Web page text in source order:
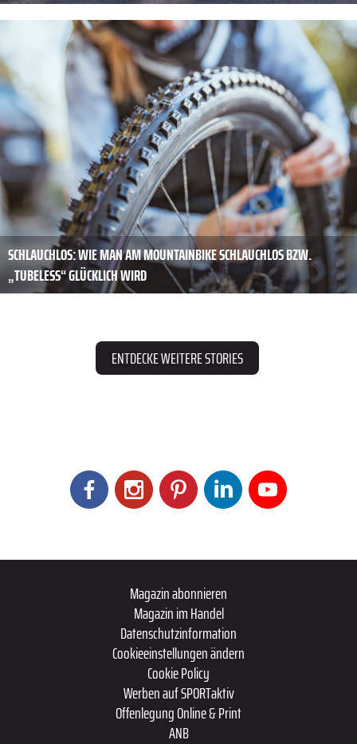
SCHLAUCHLOS: WIE MAN AM MOUNTAINBIKE SCHLAUCHLOS BZW.
„TUBELESS“ GLÜCKLICH WIRD
ENTDECKE WEITERE STORIES
Magazin abonnieren
Magazin im Handel
Datenschutzinformation
Cookieeinstellungen ändern
Cookie Policy
Werben auf SPORTaktiv
Offenlegung Online & Print
ANB